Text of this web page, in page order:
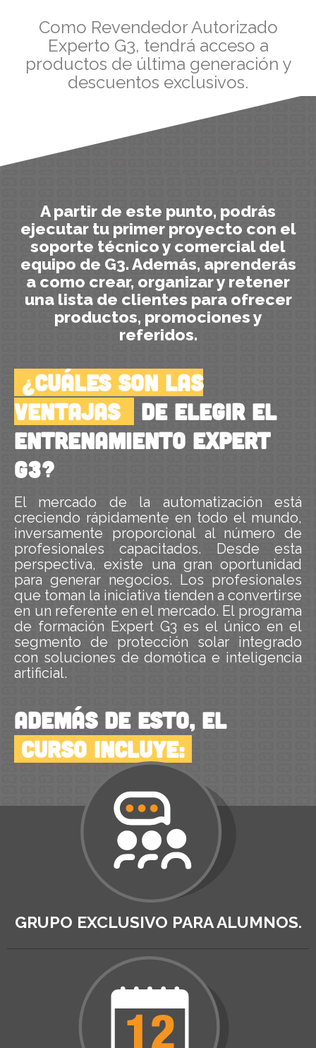
Como Revendedor Autorizado
Experto G3, tendrá acceso a
productos de última generación y
descuentos exclusivos.
A partir de este punto, podrás
ejecutar tu primer proyecto con el
soporte técnico y comercial del
equipo de G3. Además, aprenderás
a como crear, organizar y retener
una lista de clientes para ofrecer
productos, promociones y
referidos.
¿Cuáles son las
ventajas
de elegir el
entrenamiento Expert
G3?
El mercado de la automatización está
creciendo rápidamente en todo el mundo,
inversamente proporcional al número de
profesionales capacitados. Desde esta
perspectiva, existe una gran oportunidad
para generar negocios. Los profesionales
que toman la iniciativa tienden a convertirse
en un referente en el mercado. El programa
de formación Expert G3 es el único en el
segmento de protección solar integrado
con soluciones de domótica e inteligencia
artificial.
Además de esto, el
curso incluye:
GRUPO EXCLUSIVO PARA ALUMNOS.